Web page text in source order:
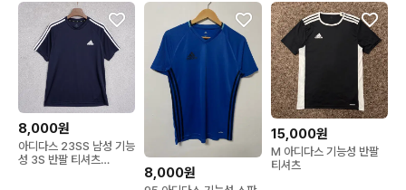
8,000원
아디다스 23SS 남성 기능
성 3S 반팔 티셔츠
8,000원
15,000원
M 아디다스 기능성 반팔
티셔츠